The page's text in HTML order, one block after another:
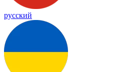
русский